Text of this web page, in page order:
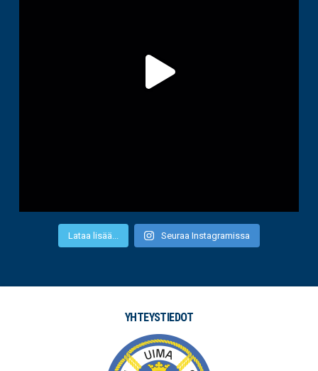
Lataa lisää... Seuraa Instagramissa
YHTEYSTIEDOT